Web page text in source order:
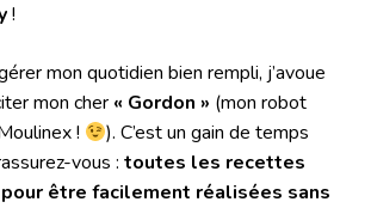
!
mon quotidien bien rempli, j’avoue
mon cher « Gordon » (mon robot
!
). C’est un gain de temps
vous : toutes les recettes
être facilement réalisées sans